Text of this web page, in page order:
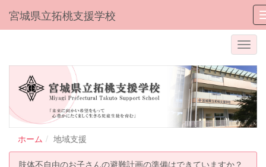
宮城県立拓桃支援学校
ホーム 地域支援
肢体不自由のお子さんの避難計画の準備はできていますか？